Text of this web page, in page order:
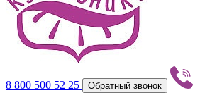
8 800 500 52 25 Обратный звонок